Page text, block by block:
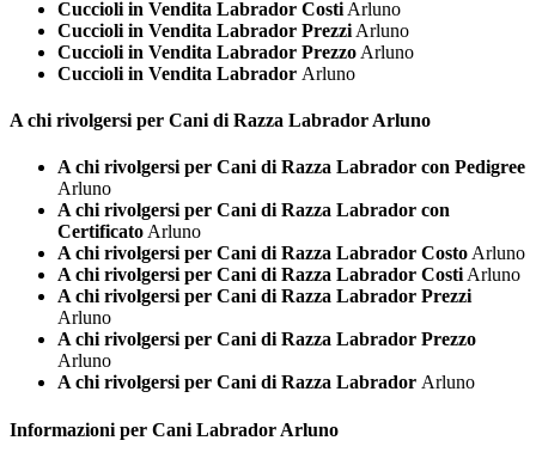
Cuccioli in Vendita Labrador Costi Arluno
Cuccioli in Vendita Labrador Prezzi Arluno
Cuccioli in Vendita Labrador Prezzo Arluno
Cuccioli in Vendita Labrador Arluno
A chi rivolgersi per Cani di Razza Labrador Arluno
A chi rivolgersi per Cani di Razza Labrador con Pedigree
Arluno
A chi rivolgersi per Cani di Razza Labrador con
CertificatoArluno
A chi rivolgersi per Cani di Razza Labrador CostoArluno
A chi rivolgersi per Cani di Razza Labrador CostiArluno
A chi rivolgersi per Cani di Razza Labrador Prezzi
Arluno
A chi rivolgersi per Cani di Razza Labrador Prezzo
Arluno
A chi rivolgersi per Cani di Razza Labrador Arluno
Informazioni per Cani Labrador Arluno